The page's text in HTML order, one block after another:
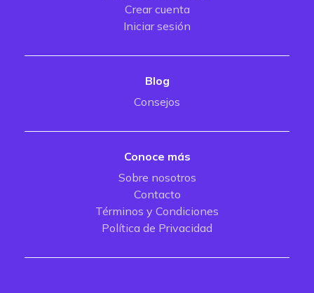
Crear cuenta
Iniciar sesión
Blog
Consejos
Conoce más
Sobre nosotros
Contacto
Términos y Condiciones
Política de Privacidad